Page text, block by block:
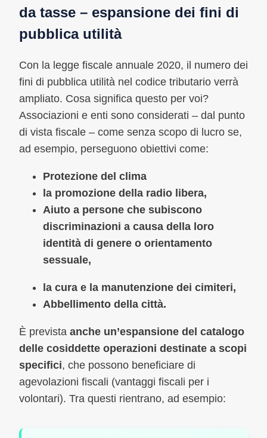
da tasse – espansione dei fini di
pubblica utilità
Con la legge fiscale annuale 2020, il numero dei
fini di pubblica utilità nel codice tributario verrà
ampliato. Cosa significa questo per voi?
Associazioni e enti sono considerati – dal punto
di vista fiscale – come senza scopo di lucro se,
ad esempio, perseguono obiettivi come:
Protezione del clima
la promozione della radio libera,
Aiuto a persone che subiscono
discriminazioni a causa della loro
identità di genere o orientamento
sessuale,
la cura e la manutenzione dei cimiteri,
Abbellimento della città.
È prevista anche un’espansione del catalogo
delle cosiddette operazioni destinate a scopi
specifici, che possono beneficiare di
agevolazioni fiscali (vantaggi fiscali per i
volontari). Tra questi rientrano, ad esempio: